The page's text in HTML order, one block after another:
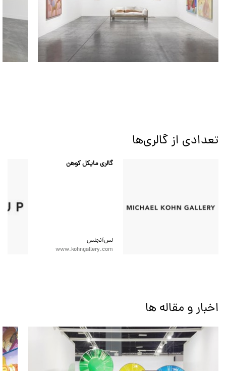
تعدادی از گالری‌ها
گالری مایکل کوهن
لس‌آنجلس
www.kohngallery.com
اخبار و مقاله ها